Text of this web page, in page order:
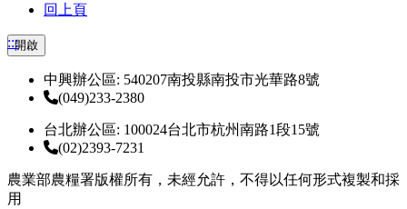
回上頁
:::開啟
中興辦公區: 540207南投縣南投市光華路8號
(049)233-2380
台北辦公區: 100024台北市杭州南路1段15號
(02)2393-7231
農業部農糧署版權所有，未經允許，不得以任何形式複製和採
用